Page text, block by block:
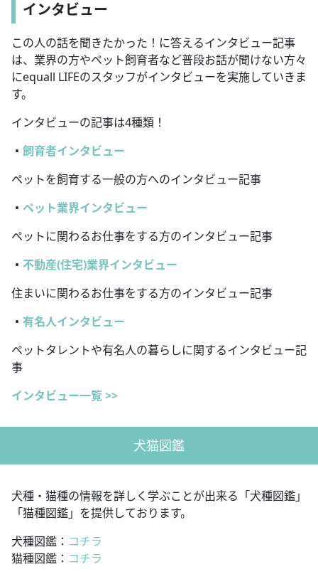
インタビュー
この人の話を聞きたかった！に答えるインタビュー記事
は、業界の方やペット飼育者など普段お話が聞けない方々
にequall LIFEのスタッフがインタビューを実施していきま
す。
インタビューの記事は4種類！
・ 飼育者インタビュー
ペットを飼育する一般の方へのインタビュー記事
・ ペット業界インタビュー
ペットに関わるお仕事をする方のインタビュー記事
・ 不動産(住宅)業界インタビュー
住まいに関わるお仕事をする方のインタビュー記事
・ 有名人インタビュー
ペットタレントや有名人の暮らしに関するインタビュー記
事
インタビュー一覧 >>
犬猫図鑑
犬種・猫種の情報を詳しく学ぶことが出来る「犬種図鑑」
「猫種図鑑」を提供しております。
犬種図鑑： コチラ
猫種図鑑： コチラ